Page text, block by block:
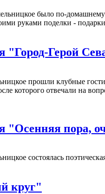
было по-
руками поделки -
"Город-Герой
прошли клубные
которого отвечали на
"Осенняя пора,
состоялась
круг"